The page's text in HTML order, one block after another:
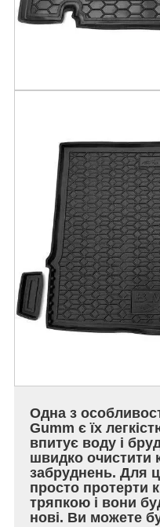
Одна з
Gumm є їх
впитує воду і
швидко очистити
забруднень. Для
просто протерти
тряпкою і вони
нові. Ви можете